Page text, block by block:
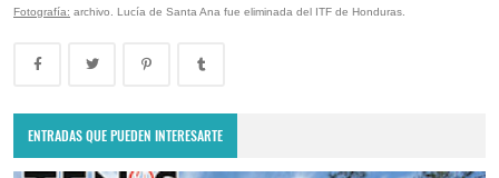
Fotografía: archivo. Lucía de Santa Ana fue eliminada del ITF de Honduras.
ENTRADAS QUE PUEDEN INTERESARTE